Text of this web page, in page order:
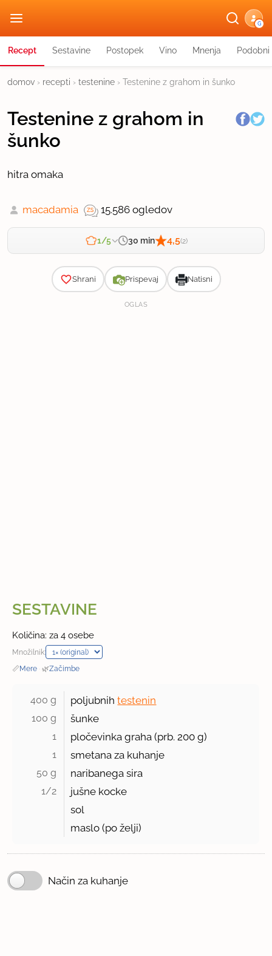
G
Recept Sestavine Postopek Vino Mnenja
domov › recepti › testenine › Testenine z grahom in šunko
Testenine z grahom in
šunko
hitra omaka
macadamia 15.586 ogledov
1/5 30 min 4,5(2)
Shrani Prispevaj Natisni
OGLAS
SESTAVINE
Količina: za 4 osebe
Množilnik:
📏Mere · 🌿Začimbe
400 g poljubnihtestenin
100 g šunke
1 pločevinka graha (prb.200 g)
1 smetana za kuhanje
50 g naribanega sira
1/2
jušne kocke
sol
maslo (po želji)
Način za kuhanje